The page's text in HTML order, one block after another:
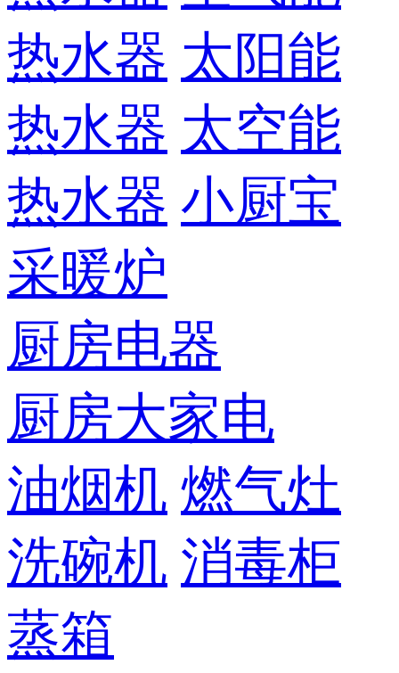
热水器 太阳能
热水器 太空能
热水器 小厨宝
采暖炉
厨房电器
厨房大家电
油烟机 燃气灶
洗碗机 消毒柜
蒸箱